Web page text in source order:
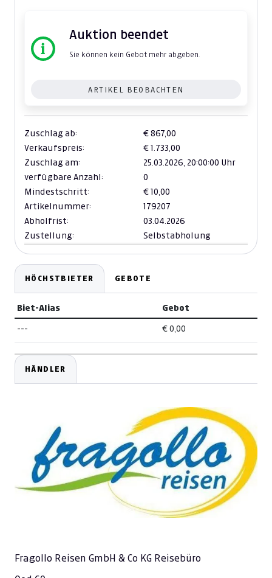
Auktion beendet
Sie können kein Gebot mehr abgeben.
ARTIKEL BEOBACHTEN
Zuschlag ab:
€ 867,00
Verkaufspreis:
€ 1.733,00
Zuschlag am:
25.03.2026, 20:00:00 Uhr
verfügbare Anzahl:
0
Mindestschritt:
€ 10,00
Artikelnummer:
179207
Abholfrist:
03.04.2026
Zustellung:
Selbstabholung
HÖCHSTBIETER GEBOTE
Biet-Alias Gebot
--- € 0,00
HÄNDLER
Fragollo Reisen GmbH & Co KG Reisebüro